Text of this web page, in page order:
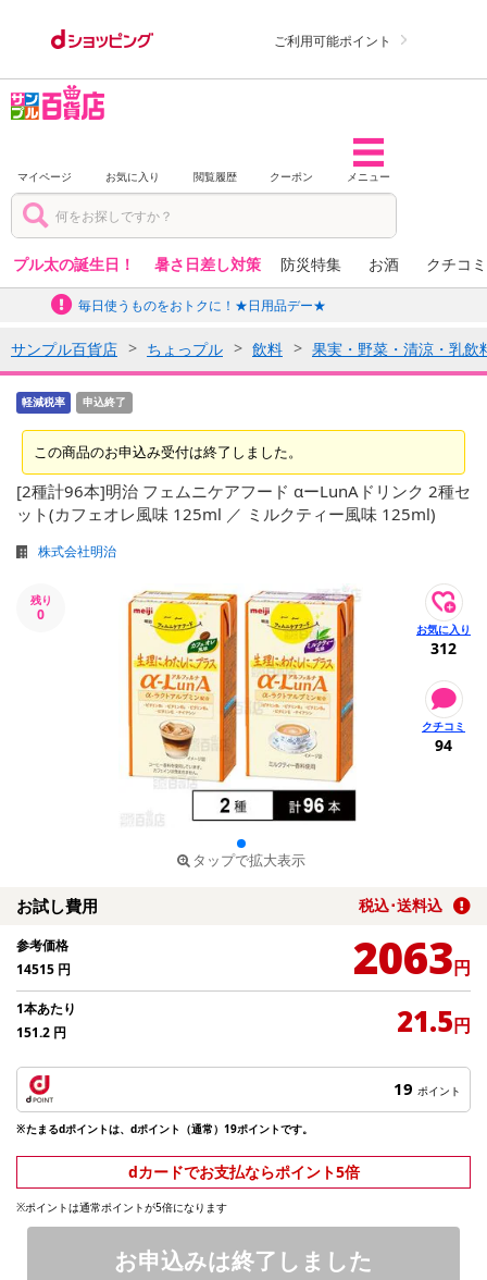
ご利用可能ポイント
マイページ お気に入り 閲覧履歴 クーポン メニュー
プル太の誕生日！ 暑さ日差し対策 防災特集 お酒 クチコ
毎日使うものをおトクに！★日用品デー★
サンプル百貨店 ちょっプル 飲料 果実・野菜・清涼・乳飲
軽減税率 申込終了
この商品のお申込み受付は終了しました。
[2種計96本]明治 フェムニケアフード αーLunAドリンク 2種セ
ット(カフェオレ風味 125ml ／ ミルクティー風味 125ml)
株式会社明治
残り
0
タップで拡大表示
312
94
お試し費用 税込･送料込
参考価格
14515 円 2063円
1本あたり
151.2 円 21.5円
19 ポイント
※たまるdポイントは、dポイント（通常）19ポイントです。
dカードでお支払ならポイント5倍
※ポイントは通常ポイントが5倍になります
お申込みは終了しました